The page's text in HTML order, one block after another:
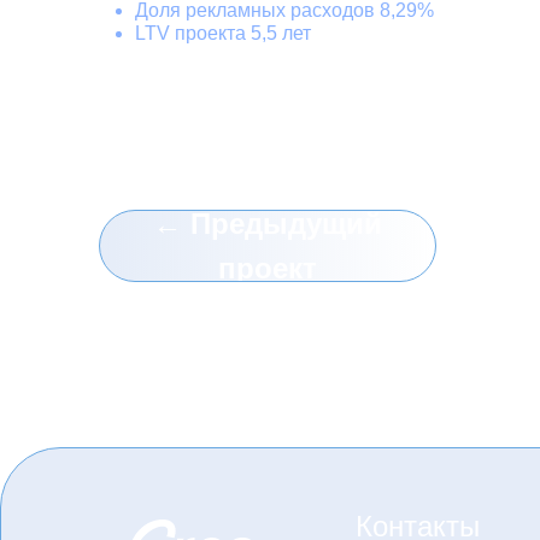
Доля рекламных расходов 8,29%
LTV проекта 5,5 лет
Контакты